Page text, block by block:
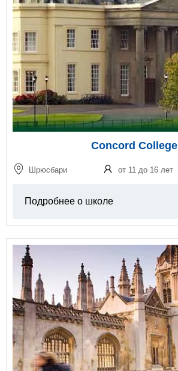
Concord College
Шрюсбари от 11 до 16 лет
Подробнее о школе